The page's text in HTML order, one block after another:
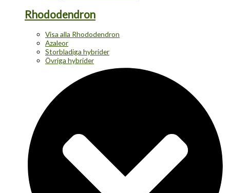
Rhododendron
Visa alla Rhododendron
Azaleor
Storbladiga hybrider
Övriga hybrider